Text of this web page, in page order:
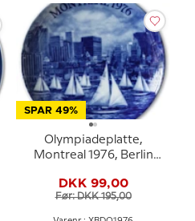
SPAR 49%
Olympiadeplatte,
Montreal 1976, Berlin
DKK 99,00
Før: DKK 195,00